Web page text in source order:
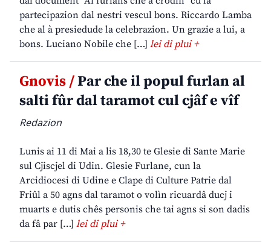
partecipazion dal nestri vescul bons. Riccardo Lamba
che al à presiedude la celebrazion. Un grazie a lui, a
bons. Luciano Nobile che […] lei di plui +
Gnovis /Par che il popul furlan al
salti fûr dal taramot cul cjâf e vîf
Redazion
Lunis ai 11 di Mai a lis 18,30 te Glesie di Sante Marie
sul Cjiscjel di Udin. Glesie Furlane, cun la
Arcidiocesi di Udine e Clape di Culture Patrie dal
Friûl a 50 agns dal taramot o volìn ricuardâ ducj i
muarts e dutis chês personis che tai agns si son dadis
da fâ par […] lei di plui +